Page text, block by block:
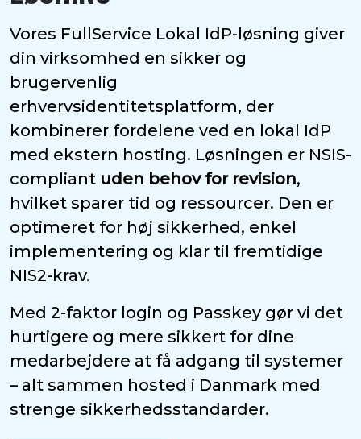
Vores FullService Lokal IdP-løsning giver
din virksomhed en sikker og
brugervenlig
erhvervsidentitetsplatform, der
kombinerer fordelene ved en lokal IdP
med ekstern hosting. Løsningen er NSIS-
compliant uden behov for revision,
hvilket sparer tid og ressourcer. Den er
optimeret for høj sikkerhed, enkel
implementering og klar til fremtidige
NIS2-krav.
Med 2-faktor login og Passkey gør vi det
hurtigere og mere sikkert for dine
medarbejdere at få adgang til systemer
– alt sammen hosted i Danmark med
strenge sikkerhedsstandarder.